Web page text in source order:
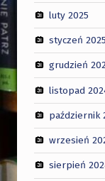
luty 2025
styczeń 2025
grudzień
listopad
październik
wrzesień
sierpień